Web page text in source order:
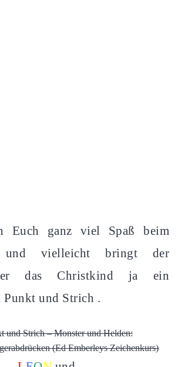
Euch ganz viel Spaß beim
und vielleicht bringt der
das Christkind ja ein
Punkt und Strich .
und Strich – Monster und Helden:
(Ed Emberleys Zeichenkurs)